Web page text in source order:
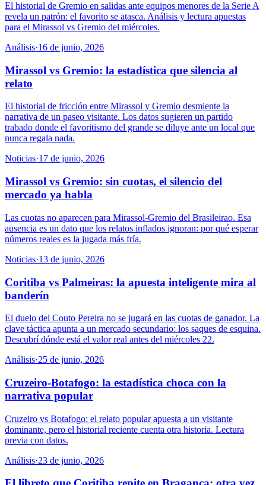
El historial de Gremio en salidas ante equipos menores de la Serie A
revela un patrón: el favorito se atasca. Análisis y lectura apuestas
para el Mirassol vs Gremio del miércoles.
Análisis·16 de junio, 2026
Mirassol vs Gremio: la estadística que silencia al
relato
El historial de fricción entre Mirassol y Gremio desmiente la
narrativa de un paseo visitante. Los datos sugieren un partido
trabado donde el favoritismo del grande se diluye ante un local que
nunca regala nada.
Noticias·17 de junio, 2026
Mirassol vs Gremio: sin cuotas, el silencio del
mercado ya habla
Las cuotas no aparecen para Mirassol-Gremio del Brasileirao. Esa
ausencia es un dato que los relatos inflados ignoran: por qué esperar
números reales es la jugada más fría.
Noticias·13 de junio, 2026
Coritiba vs Palmeiras: la apuesta inteligente mira al
banderín
El duelo del Couto Pereira no se jugará en las cuotas de ganador. La
clave táctica apunta a un mercado secundario: los saques de esquina.
Descubrí dónde está el valor real antes del miércoles 22.
Análisis·25 de junio, 2026
Cruzeiro-Botafogo: la estadística choca con la
narrativa popular
Cruzeiro vs Botafogo: el relato popular apuesta a un visitante
dominante, pero el historial reciente cuenta otra historia. Lectura
previa con datos.
Análisis·23 de junio, 2026